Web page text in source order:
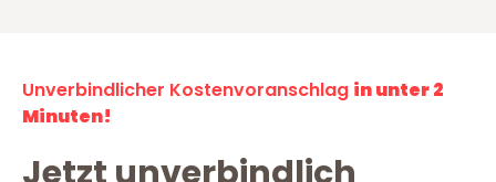
Unverbindlicher Kostenvoranschlag in unter 2
Minuten!